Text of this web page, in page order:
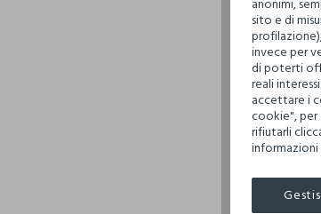
sito e di
invece per
di poterti
reali
accettare i
cookie", per
rifiutarli